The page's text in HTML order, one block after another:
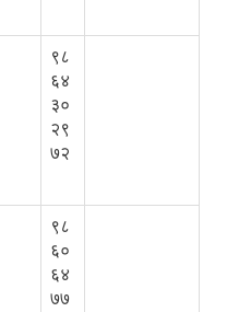
९८
६४
३०
२९
७२
९८
६०
६४
७७